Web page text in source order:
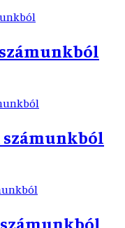
számunkból
számunkból